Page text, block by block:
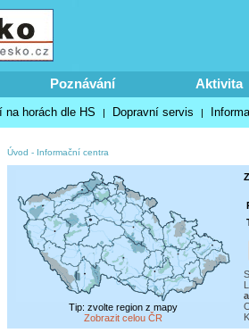
Poznávání Aktivita
na horách dle HS | Dopravní servis |
Úvod - Informační centra
Tip: zvolte region z mapy
Zobrazit celou ČR